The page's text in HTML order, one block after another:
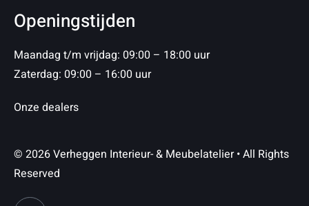
Openingstijden
Maandag t/m vrijdag: 09:00 – 18:00 uur
Zaterdag: 09:00 – 16:00 uur
Onze dealers
© 2026 Verheggen Interieur- & Meubelatelier • All Rights
Reserved